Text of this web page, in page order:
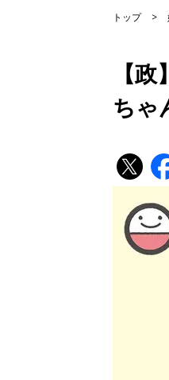
トップ
【
ちゃ